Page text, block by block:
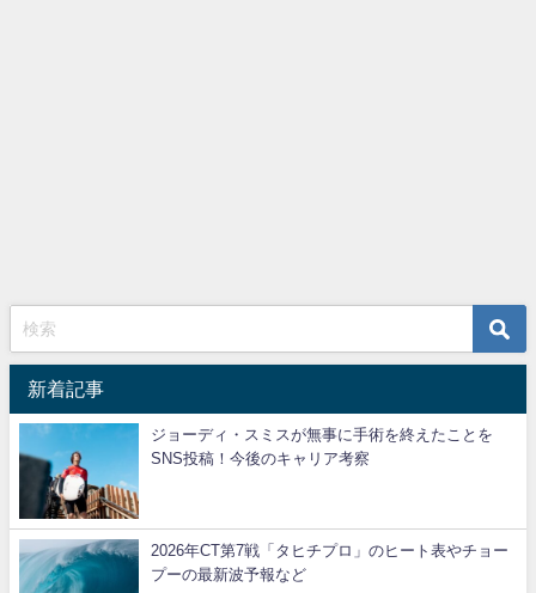
新着記事
ジョーディ・スミスが無事に手術を終えたことを
SNS投稿！今後のキャリア考察
2026年CT第7戦「タヒチプロ」のヒート表やチョー
プーの最新波予報など